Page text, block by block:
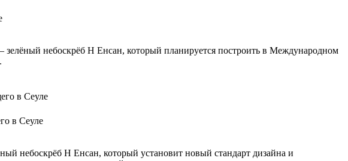
небоскрёб Н Енсан, который планируется построить в Международном
в Сеуле
небоскрёб Н Енсан, который установит новый стандарт дизайна и